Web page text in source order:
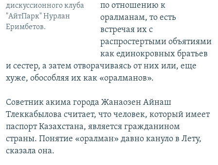
дискуссионного клуба
"АйтПарк" Нурлан
Еримбетов.
по отношению к
оралманам, то есть
встречая их с
распростертыми объятиями
как единокровных братьев
и сестер, а затем отворачиваясь от них или, еще
хуже, обособляя их как «оралманов».
Советник акима города Жанаозен Айнаш
Тлеккабылова считает, что человек, который имеет
паспорт Казахстана, является гражданином
страны. Понятие «оралман» давно кануло в Лету,
сказала она.